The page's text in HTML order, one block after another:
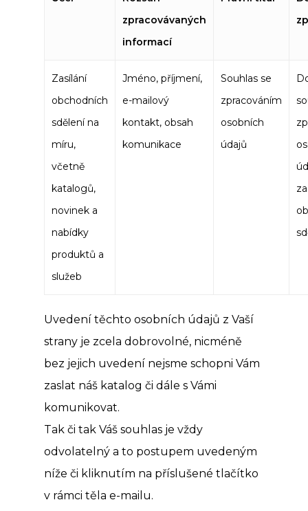
zpracovávaných
informací
Zasílání
obchodních
sdělení na
míru,
včetně
katalogů,
novinek a
nabídky
produktů a
služeb
Jméno, příjmení,
e-mailový
kontakt, obsah
komunikace
Souhlas se
zpracováním
osobních
údajů
Uvedení těchto osobních údajů z Vaší
strany je zcela dobrovolné, nicméně
bez jejich uvedení nejsme schopni Vám
zaslat náš katalog či dále s Vámi
komunikovat.
Tak či tak Váš souhlas je vždy
odvolatelný a to postupem uvedeným
níže či kliknutím na příslušené tlačítko
v rámci těla e-mailu.